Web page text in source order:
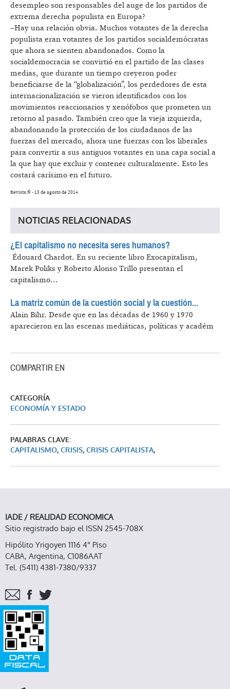
desempleo son responsables del auge de los partidos de
extrema derecha populista en Europa?
–Hay una relación obvia. Muchos votantes de la derecha
populista eran votantes de los partidos socialdemócratas
que ahora se sienten abandonados. Como la
socialdemocracia se convirtió en el partido de las clases
medias, que durante un tiempo creyeron poder
beneficiarse de la “globalización”, los perdedores de esta
internacionalización se vieron identificados con los
movimientos reaccionarios y xenófobos que prometen un
retorno al pasado. También creo que la vieja izquierda,
abandonando la protección de los ciudadanos de las
fuerzas del mercado, ahora une fuerzas con los liberales
para convertir a sus antiguos votantes en una capa social a
la que hay que excluir y contener culturalmente. Esto les
costará carísimo en el futuro.
Revista Ñ - 13 de agosto de 2014
NOTICIAS RELACIONADAS
¿El capitalismo no necesita seres humanos?
​ Édouard Chardot. En su reciente libro Exocapitalism,
Marek Poliks y Roberto Alonso Trillo presentan el
capitalismo...
La matriz común de la cuestión social y la cuestión...
Alain Bihr. Desde que en las décadas de 1960 y 1970
aparecieron en las escenas mediáticas, políticas y académ
COMPARTIR EN
CATEGORÍA
ECONOMÍA Y ESTADO
PALABRAS CLAVE:
CAPITALISMO, CRISIS, CRISIS CAPITALISTA,
IADE / REALIDAD ECONOMICA
Sitio registrado bajo el ISSN 2545-708X
Hipólito Yrigoyen 1116 4° Piso
CABA, Argentina, C1086AAT
Tel. (5411) 4381-7380/9337